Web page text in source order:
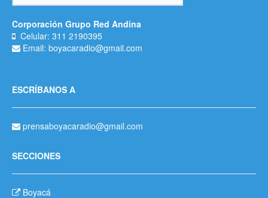
Corporación Grupo Red Andina
Celular: 311 2190395
Email: boyacaradio@gmail.com
ESCRÍBANOS A
prensaboyacaradio@gmail.com
SECCIONES
Boyacá